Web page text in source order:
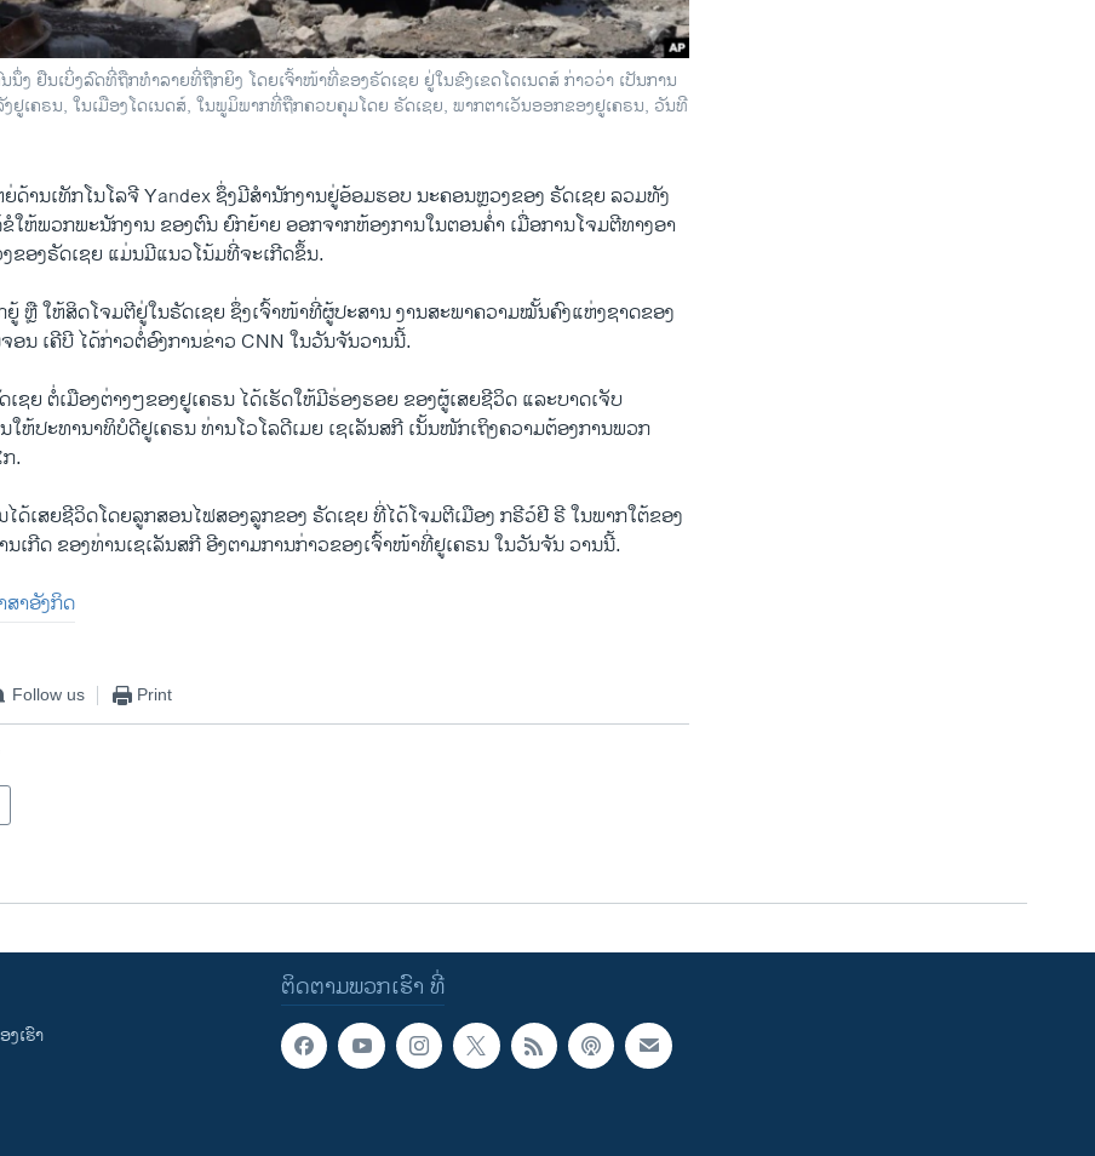
ງ ຢືນເບິ່ງລົດທີ່ຖືກທໍາລາຍທີ່ຖືກຍິງ ໂດຍເຈົ້າໜ້າທີ່ຂອງຣັດເຊຍ ຢູ່ໃນຂົງເຂດໂດເນດສ໌ ກ່າວວ່າ ເປັນການ
ຢູເຄຣນ, ໃນເມືອງໂດເນດສ໌, ໃນພູມິພາກທີ່ຖືກຄວບຄຸມໂດຍ ຣັດເຊຍ, ພາກຕາເວັນອອກຂອງຢູເຄຣນ, ວັນທີ
ດ້ານ​ເທັກ​ໂນ​ໂລ​ຈີ Yandex ຊຶ່ງມີສຳນັກງານຢູ່ອ້ອມຮອບ ນະຄອນຫຼວງຂອງ ຣັດເຊຍ ລວມທັງ
ໃຫ້ພວກພະນັກງານ ຂອງຕົນ ຍົກຍ້າຍ ອອກຈາກຫ້ອງການໃນຕອນຄ່ຳ ເມື່ອການໂຈມຕີທາງອາ
ຂອງຣັດເຊຍ ແມ່ນມີແນວໂນ້ມທີ່ຈະເກີດຂຶ້ນ.
ຫຼື ໃຫ້ສິດໂຈມຕີຢູ່ໃນຣັດເຊຍ ຊຶ່ງເຈົ້າໜ້າທີ່ຜູ້ປະສານ ງານສະພາຄວາມໝັ້ນຄົງແຫ່ງຊາດຂອງ
ອນ ເຄີບີ ໄດ້ກ່າວຕໍ່ອົງການຂ່າວ CNN ໃນວັນຈັນວານນີ້.
ຊຍ ຕໍ່ເມືອງຕ່າງໆຂອງຢູເຄຣນ ໄດ້ເຮັດໃຫ້ມີຮ່ອງຮອຍ ຂອງຜູ້ເສຍຊີວິດ ແລະບາດເຈັບ
ໃຫ້ປະທານາທິບໍດີຢູເຄຣນ ທ່ານໂວໂລດີເມຍ ເຊເລັນສກີ ເນັ້ນໜັກເຖິງຄວາມຕ້ອງການພວກ
.
ດ້ເສຍຊີວິດໂດຍລູກສອນໄຟສອງລູກຂອງ ຣັດເຊຍ ທີ່ໄດ້ໂຈມ​ຕີເມືອງ ກຣີວ໌ຢີ ຣີ ໃນພາກໃຕ້ຂອງ
ນເກີດ ຂອງທ່ານເຊເລັນສກີ ອີງຕາມການກ່າວຂອງເຈົ້າໜ້າທີ່ຢູເຄຣນ ໃນວັນຈັນ ວານນີ້.
ສາອັງກິດ
Follow us Print
ຕິດຕາມພວກເຮົາ ທີ່
ເຮົາ